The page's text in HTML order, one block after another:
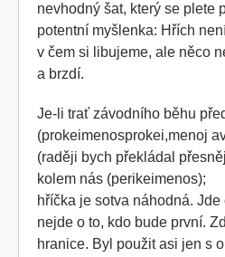
nevhodný šat, který se plete
potentní myšlenka: Hřích
v čem si libujeme, ale něco
a brzdí.
Je-li trať závodního běhu
(prokeimenosprokei,menoj
(raději bych překládal
kolem nás (perikeimenos);
hříčka je sotva náhodná.
nejde o to, kdo bude první.
hranice. Byl použit asi jen s